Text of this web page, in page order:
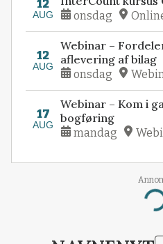
12
AUG onsdag
12
AUG
Webinar –
aflevering af bilag
onsdag
17
AUG
Webinar – Kom i
bogføring
mandag